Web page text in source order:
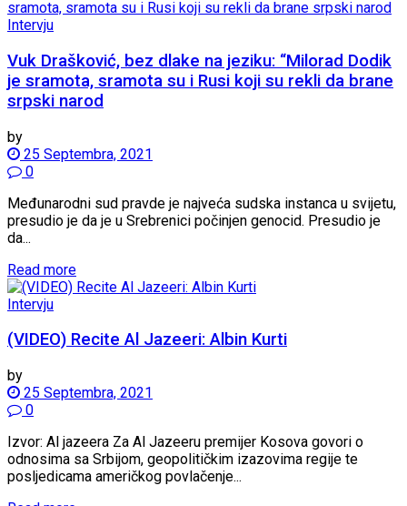
Intervju
Vuk Drašković, bez dlake na jeziku: “Milorad Dodik
je sramota, sramota su i Rusi koji su rekli da brane
srpski narod
by
25 Septembra, 2021
0
Međunarodni sud pravde je najveća sudska instanca u svijetu,
presudio je da je u Srebrenici počinjen genocid. Presudio je
da...
Read more
Intervju
(VIDEO) Recite Al Jazeeri: Albin Kurti
by
25 Septembra, 2021
0
Izvor: Al jazeera Za Al Jazeeru premijer Kosova govori o
odnosima sa Srbijom, geopolitičkim izazovima regije te
posljedicama američkog povlačenje...